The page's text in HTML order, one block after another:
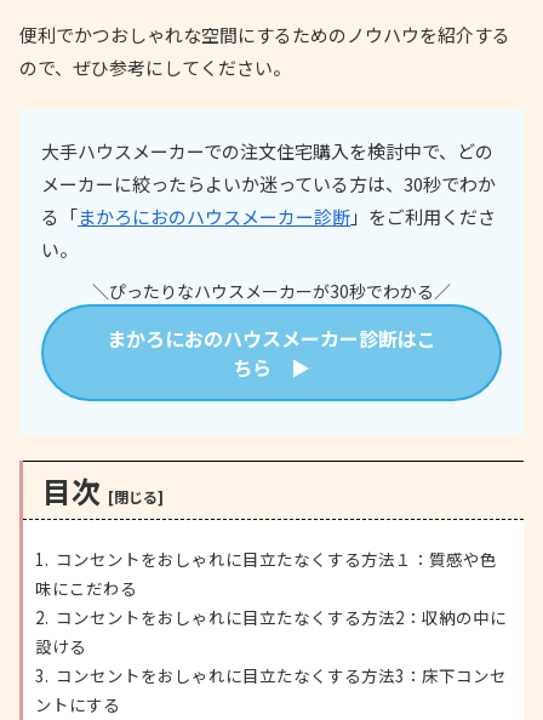
便利でかつおしゃれな空間にするためのノウハウを紹介する
ので、ぜひ参考にしてください。
大手ハウスメーカーでの注文住宅購入を検討中で、どの
メーカーに絞ったらよいか迷っている方は、30秒でわか
る「まかろにおのハウスメーカー診断」をご利用くださ
い。
＼ぴったりなハウスメーカーが30秒でわかる／
まかろにおのハウスメーカー診断はこ
ちら ▶
目次
コンセントをおしゃれに目立たなくする方法１：質感や色
味にこだわる
コンセントをおしゃれに目立たなくする方法2：収納の中に
設ける
コンセントをおしゃれに目立たなくする方法3：床下コンセ
ントにする